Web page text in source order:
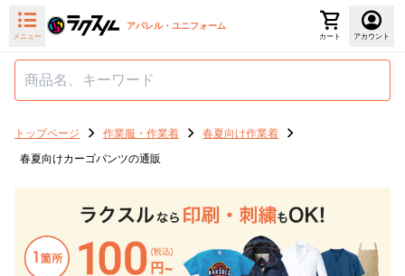
メニュー
アパレル・ユニフォーム
カート アカウント
トップページ 作業服・作業着
春夏向け作業着
春夏向けカーゴパンツの通販